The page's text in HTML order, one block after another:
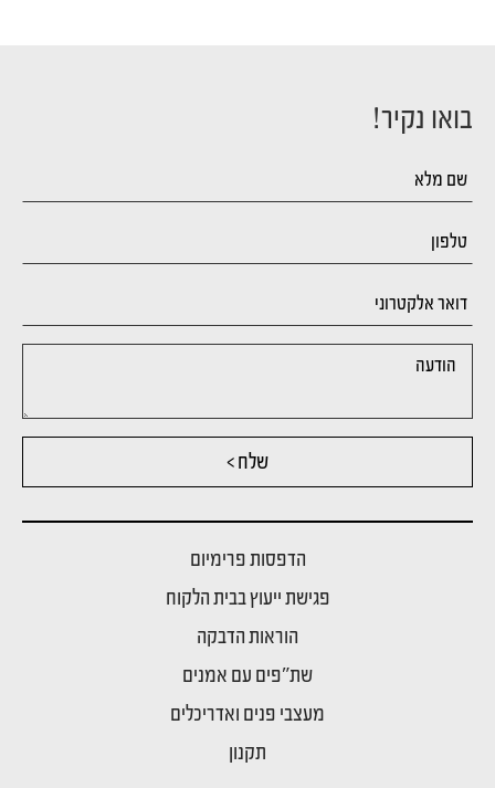
הדפסות פרימיום
פגישת ייעוץ בבית הלקוח
הוראות הדבקה
שת"פים עם אמנים
מעצבי פנים ואדריכלים
תקנון
בואו נקיר!
שלח >